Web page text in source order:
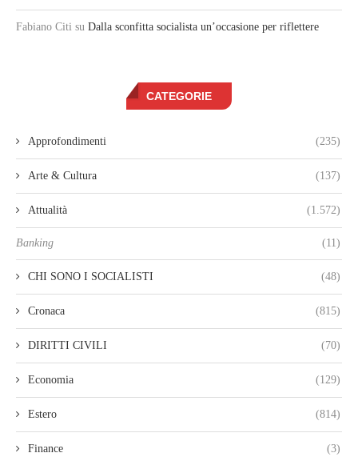
Fabiano Citi su Dalla sconfitta socialista un’occasione per riflettere
CATEGORIE
Approfondimenti (235)
Arte & Cultura (137)
Attualità (1.572)
Banking (11)
CHI SONO I SOCIALISTI (48)
Cronaca (815)
DIRITTI CIVILI (70)
Economia (129)
Estero (814)
Finance (3)